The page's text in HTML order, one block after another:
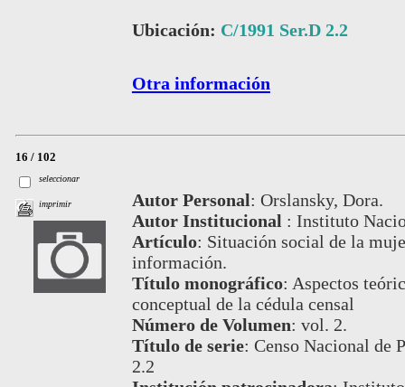
Ubicación: C/1991 Ser.D 2.2
Otra información
16 / 102
seleccionar
imprimir Autor Personal: Orslansky, Dora.
Autor Institucional : Instituto
Artículo: Situación social de la
información.
Título monográfico: Aspectos
conceptual de la cédula censal
Número de Volumen: vol. 2.
Título de serie: Censo Nacional de
2.2